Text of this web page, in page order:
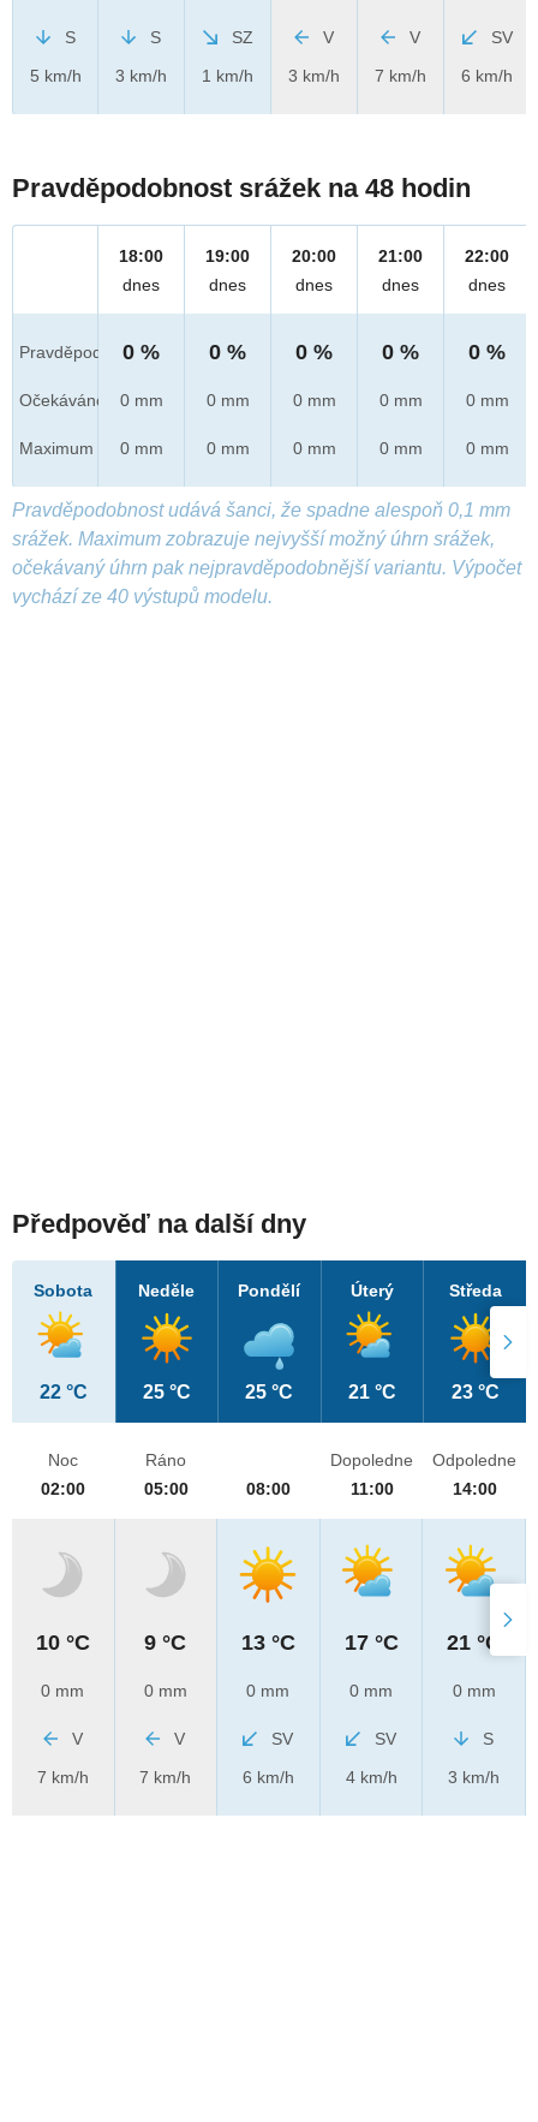
S
5 km/h
S
3 km/h
SZ
1 km/h
V
3 km/h
V
7 km/h
SV
6 km/h
Pravděpodobnost srážek na 48 hodin
Pravděpod.
Očekáváno
Maximum
18:00
dnes
0 %
0 mm
0 mm
19:00
dnes
0 %
0 mm
0 mm
20:00
dnes
0 %
0 mm
0 mm
21:00
dnes
0 %
0 mm
0 mm
22:00
dnes
0 %
0 mm
0 mm
Pravděpodobnost udává šanci, že spadne alespoň 0,1 mm
srážek. Maximum zobrazuje nejvyšší možný úhrn srážek,
očekávaný úhrn pak nejpravděpodobnější variantu. Výpočet
vychází ze 40 výstupů modelu.
Předpověď na další dny
Sobota
22 °C
Neděle
25 °C
Pondělí
25 °C
Úterý
21 °C
Středa
23 °C
Noc
02:00
10 °C
0 mm
V
7 km/h
Ráno
05:00
9 °C
0 mm
V
7 km/h
08:00
13 °C
0 mm
SV
6 km/h
Dopoledne
11:00
17 °C
0 mm
SV
4 km/h
Odpoledne
14:00
21 °C
0 mm
S
3 km/h